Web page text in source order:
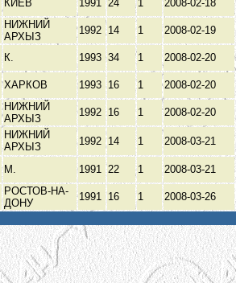
КИЕВ 1991 24 1 2008-02-18
НИЖНИЙ
АРХЫЗ
1992 14 1 2008-02-19
К. 1993 34 1 2008-02-20
ХАРКОВ 1993 16 1 2008-02-20
НИЖНИЙ
АРХЫЗ
1992 16 1 2008-02-20
НИЖНИЙ
АРХЫЗ
1992 14 1 2008-03-21
М. 1991 22 1 2008-03-21
РОСТОВ-НА-
ДОНУ
1991 16 1 2008-03-26